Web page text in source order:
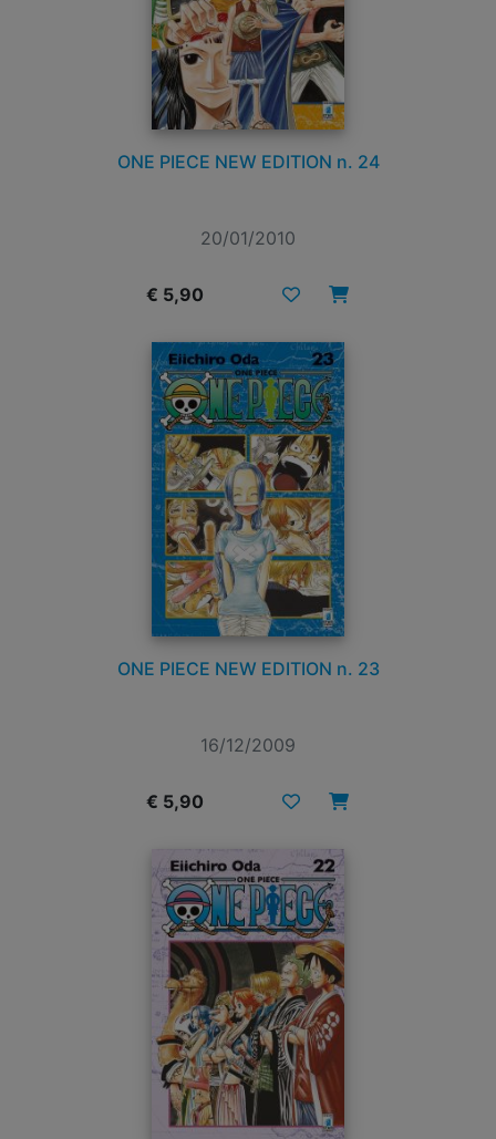
ONE PIECE NEW EDITION n. 24
20/01/2010
€ 5,90
ONE PIECE NEW EDITION n. 23
16/12/2009
€ 5,90